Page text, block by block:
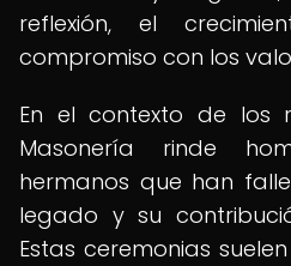
reflexión, el
compromiso con los
En el contexto de los
Masonería rinde
hermanos que han
legado y su
Estas ceremonias